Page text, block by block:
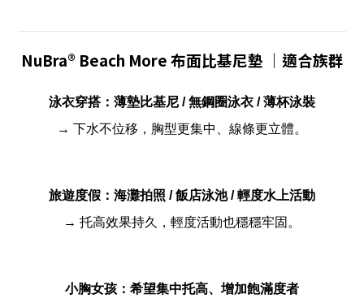
NuBra® Beach More 布面比基尼墊 ｜適合族群
泳衣穿搭：薄墊比基尼 / 無鋼圈泳衣 / 薄杯泳裝
→ 下水不位移，胸型更集中、線條更立體。
旅遊度假：海灘拍照 / 飯店泳池 / 輕度水上活動
→ 托高效果持久，輕度活動也穩穩牢固。
小胸女孩：希望集中托高、增加飽滿度者